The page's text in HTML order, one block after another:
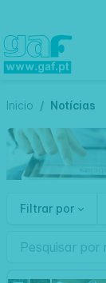
Inicio Notícias
Filtrar por